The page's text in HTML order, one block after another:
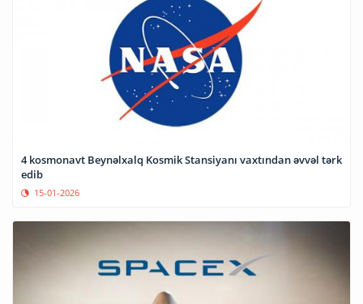
4 kosmonavt Beynəlxalq Kosmik Stansiyanı vaxtından əvvəl tərk
edib
15-01-2026